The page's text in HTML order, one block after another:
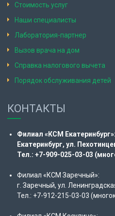
Стоимость услуг
Наши специалисты
Лаборатория-партнер
Вызов врача на дом
Справка налогового вычета
Порядок обслуживания детей
КОНТАКТЫ
Филиал «КСМ Екатеринбург»:
Екатеринбург, ул.
Тел.: +7-909-025-03-03
Филиал «КСМ Заречный»:
г. Заречный, ул.
Тел.: +7-912-215-03-03